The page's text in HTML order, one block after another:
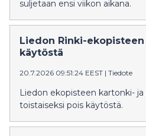
suljetaan ensi viikon aikana.
Liedon Rinki-
käytöstä
20.7.2026 09:51:24 EEST | Tiedote
Liedon ekopisteen kartonki-
toistaiseksi pois käytöstä.